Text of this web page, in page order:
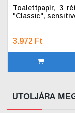
Toalettpapír, 3
"Classic",
3.972 Ft
UTOLJÁRA